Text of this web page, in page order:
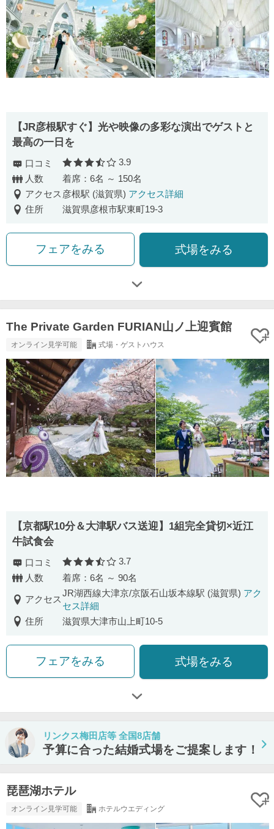
【JR彦根駅すぐ】光や映像の多彩な演出でゲストと
最高の一日を
口コミ 口コミ評価
3.9
人数
着席：6名 ～ 150名
アクセス 彦根駅 (滋賀県) アクセス詳細
住所
滋賀県彦根市駅東町19-3
フェアをみる 式場をみる
The Private Garden FURIAN山ノ上迎賓館
オンライン見学可能 式場・ゲストハウス
【京都駅10分＆大津駅バス送迎】1組完全貸切×近江
牛試食会
口コミ 口コミ評価
3.7
人数
着席：6名 ～ 90名
アクセス
JR湖西線大津京/京阪石山坂本線駅 (滋賀県) アク
セス詳細
住所
滋賀県大津市山上町10-5
フェアをみる 式場をみる
リンクス梅田店等 全国8店舗
予算に合った結婚式場をご提案します！
琵琶湖ホテル
オンライン見学可能 ホテルウエディング